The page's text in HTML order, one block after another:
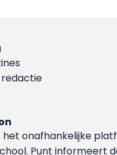
redactie
het onafhankelijke
Punt informeert